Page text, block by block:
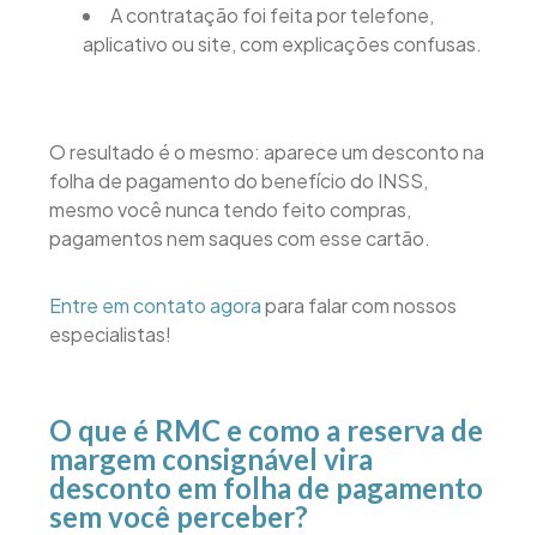
A contratação foi feita por telefone,
aplicativo ou site, com explicações confusas.
O resultado é o mesmo: aparece um desconto na
folha de pagamento do benefício do INSS,
mesmo você nunca tendo feito compras,
pagamentos nem saques com esse cartão.
Entre em contato agorapara falar com nossos
especialistas!
O que é RMC e como a reserva de
margem consignável vira
desconto em folha de pagamento
sem você perceber?